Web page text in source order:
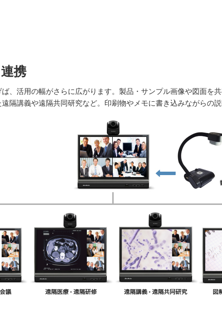
携
、活用の幅がさらに広がります。製品・サンプル画像や図面
隔講義や遠隔共同研究など。印刷物やメモに書き込みながらの